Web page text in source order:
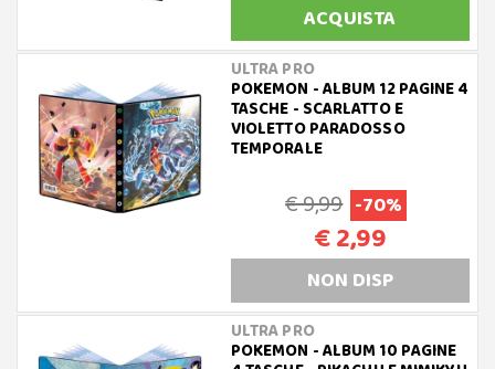
ACQUISTA
ULTRA PRO
POKEMON - ALBUM 12 PAGINE 4
TASCHE - SCARLATTO E
VIOLETTO PARADOSSO
TEMPORALE
€ 9,99 -70%
€ 2,99
NON DISP
ULTRA PRO
POKEMON - ALBUM 10 PAGINE